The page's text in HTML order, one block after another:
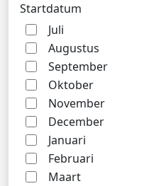
Startdatum
Juli
Augustus
September
Oktober
November
December
Januari
Februari
Maart